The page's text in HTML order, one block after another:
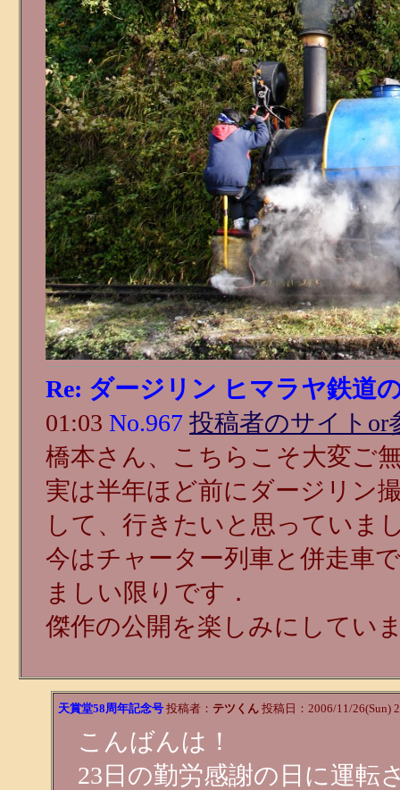
Re: ダージリン ヒマラヤ鉄道
01:03 No.967 投稿者のサイトor
橋本さん、こちらこそ大変ご
実は半年ほど前にダージリン
して、行きたいと思っていま
今はチャーター列車と併走車
ましい限りです．
傑作の公開を楽しみにしてい
天賞堂58周年記念号投稿者： テツくん投稿日：2006/11/26(Sun)
こんばんは！
23日の勤労感謝の日に運転